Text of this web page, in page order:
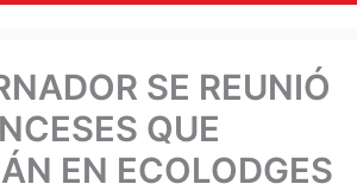
SE REUNIÓ
QUE
EN ECOLODGES